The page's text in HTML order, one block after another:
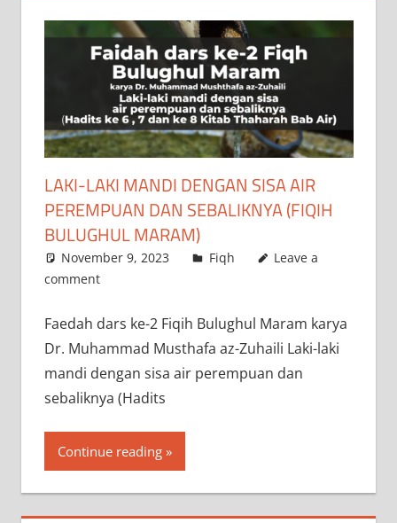
LAKI-LAKI MANDI DENGAN SISA AIR
PEREMPUAN DAN SEBALIKNYA (FIQIH
BULUGHUL MARAM)
November 9, 2023 a.siddik
Fiqh
Leave a
comment
‌Faedah dars ke-2 Fiqih Bulughul Maram karya
Dr. Muhammad Musthafa az-Zuhaili Laki-laki
mandi dengan sisa air perempuan dan
sebaliknya (Hadits
Continue reading